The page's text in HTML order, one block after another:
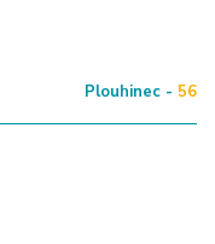
Plouhinec - 56